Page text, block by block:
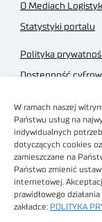
W ramach naszej
Państwu usług na
indywidualnych
dotyczących cookies
zamieszczane na
Państwo zmienić
internetowej.
prawidłowego
zakładce: POLITYKA
O Mediach
Statystyki portalu
Polityka
Dostępność
Regulamin sklepu
Obrazy stockowe
autorstwa